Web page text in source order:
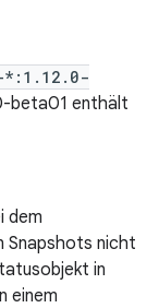
*:1.12.0-
beta01 enthält
dem
Snapshots nicht
in
einem